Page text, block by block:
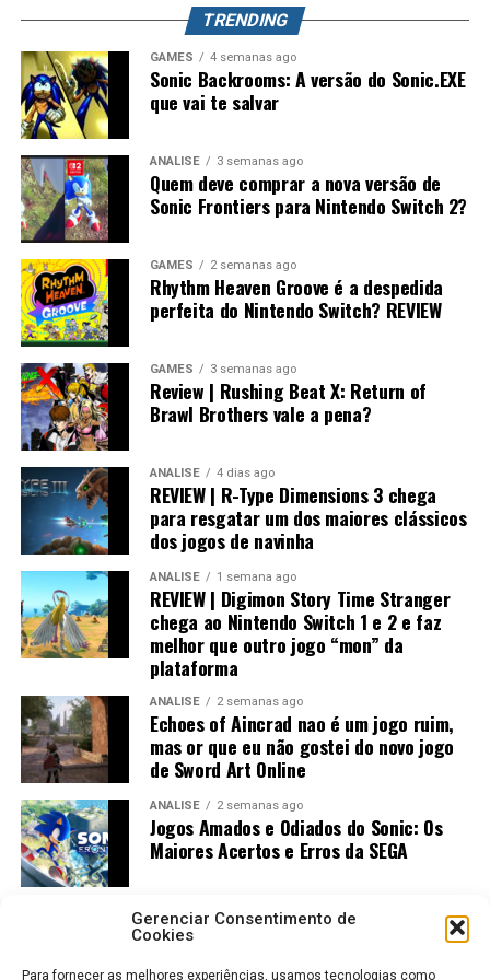
Gerenciar Consentimento de
Cookies
Para fornecer as melhores experiências, usamos tecnologias como
Desempenho impressionante no
Switch 2 e um verdadeiro milagre no
Switch 1
Visualmente, o jogo impressiona bastante.
NoNintendo Switch 2
praticamente não fica devendo em relação às versões de
PlayStation 5 e Xbox, entregando uma experiência
muito próxima dos consoles mais potentes.
Já noNintendo Switch 1, o trabalho de otimização
merece elogios. Naturalmente existem reduções na
qualidade das texturas e alguns ajustes gráficos, mas o
resultado final continua muito bonito.
TRENDING
GAMES 4 semanas ago
Sonic Backrooms: A versão do Sonic.EXE
que vai te salvar
ANÁLISE 3 semanas ago
Quem deve comprar a nova versão de
Sonic Frontiers para Nintendo Switch 2?
GAMES 2 semanas ago
Rhythm Heaven Groove é a despedida
perfeita do Nintendo Switch? REVIEW
GAMES 3 semanas ago
Review | Rushing Beat X: Return of
Brawl Brothers vale a pena?
ANÁLISE 4 dias ago
REVIEW | R-Type Dimensions 3 chega
para resgatar um dos maiores clássicos
dos jogos de navinha
ANÁLISE 1 semana ago
REVIEW | Digimon Story Time Stranger
chega ao Nintendo Switch 1 e 2 e faz
melhor que outro jogo “mon” da
plataforma
ANÁLISE 2 semanas ago
Echoes of Aincrad nao é um jogo ruim,
mas or que eu não gostei do novo jogo
de Sword Art Online
ANÁLISE 2 semanas ago
Jogos Amados e Odiados do Sonic: Os
Maiores Acertos e Erros da SEGA